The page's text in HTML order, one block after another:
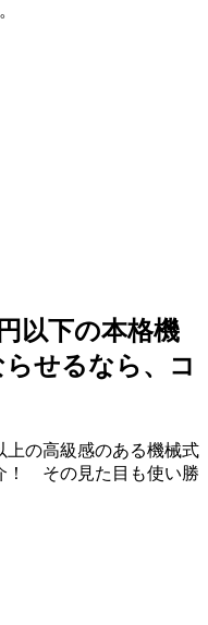
以下の本格機
せるなら、コ
上の高級感のある機械式
！ その見た目も使い勝